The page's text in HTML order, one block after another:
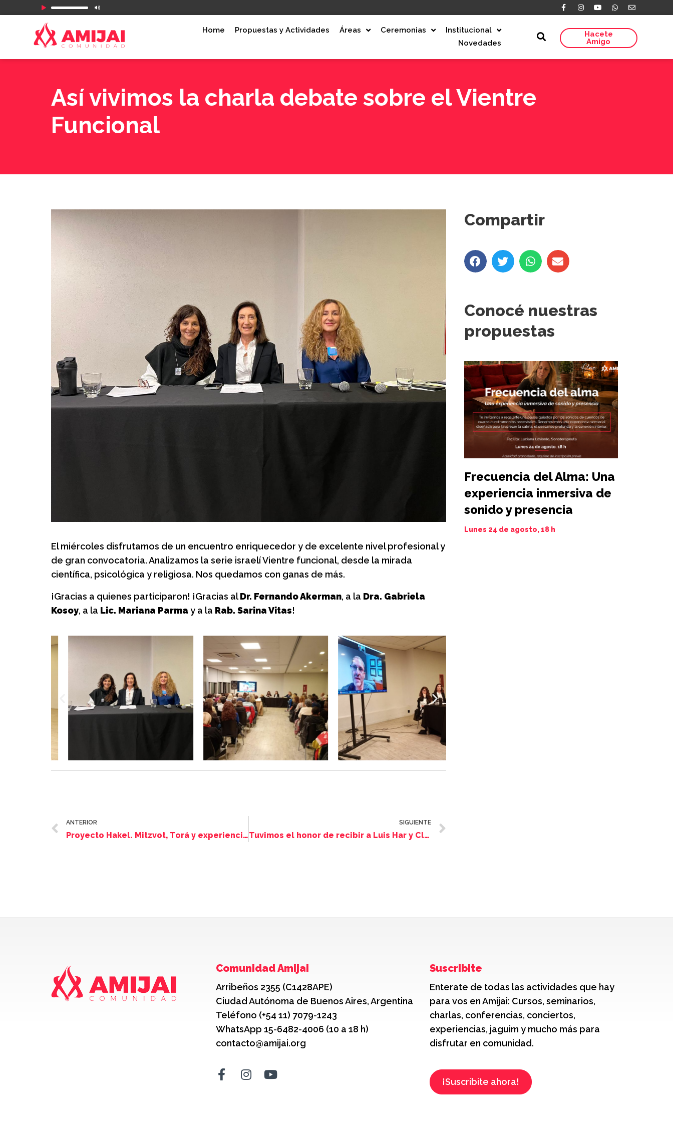
Reproductor
de
audio
Home Propuestas y Actividades Áreas Ceremonias
Institucional
Novedades
Hacete
Amigo
Así vivimos la charla debate sobre el Vientre
Funcional
El miércoles disfrutamos de un encuentro enriquecedor y de excelente nivel profesional y
de gran convocatoria. Analizamos la serie israelí Vientre funcional, desde la mirada
científica, psicológica y religiosa. Nos quedamos con ganas de más.
¡Gracias a quienes participaron! ¡Gracias alDr. Fernando Akerman, a la Dra. Gabriela
Kosoy, a la Lic. Mariana Parma y a la Rab. Sarina Vitas!
ANTERIOR
Proyecto Hakel. Mitzvot, Torá y experiencias inolvidables
SIGUIENTE
Tuvimos el honor de recibir a Luis Har y Clara Marman, argentinos secuestrados por Hamas
Compartir
Conocé nuestras
propuestas
detrás del Teatro Colón
Jueves 6 de agosto, 18 h
Frecuencia del Alma: Una
experiencia inmersiva de
sonido y presencia
Lunes 24 de agosto, 18 h
Comunidad Amijai
Arribeños 2355 (C1428APE)
Ciudad Autónoma de Buenos Aires, Argentina
Teléfono (+54 11) 7079-1243
WhatsApp 15-6482-4006 (10 a 18 h)
contacto@amijai.org
Suscribite
Enterate de todas las actividades que hay
para vos en Amijai: Cursos, seminarios,
charlas, conferencias, conciertos,
experiencias, jaguim y mucho más para
disfrutar en comunidad.
¡Suscribite ahora!